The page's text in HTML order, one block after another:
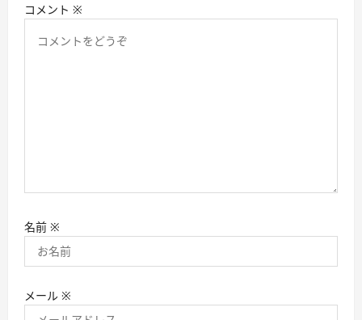
コメント ※
名前 ※
メール ※